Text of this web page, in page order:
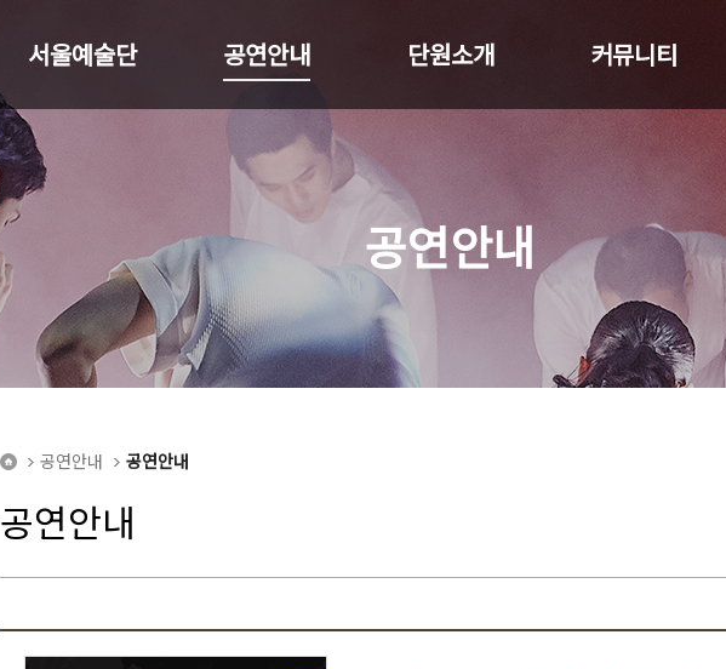
서울예술단 공연안내 단원소개 커뮤니티
공연안내
공연안내 공연안내
공연안내